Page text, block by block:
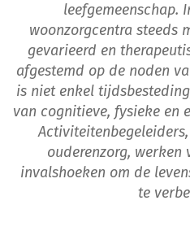
leefgemeenschap.
woonzorgcentra steeds
gevarieerd en
afgestemd op de noden
is niet enkel
van cognitieve, fysieke en
ouderenzorg,
invalshoeken om de
te